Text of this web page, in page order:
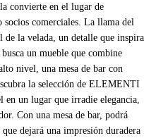
convierte en el lugar de
comerciales. La llama del
de la velada, un detalle que inspira
un mueble que combine
nivel, una mesa de bar con
la selección de ELEMENTI
en un lugar que irradie elegancia,
Con una mesa de bar, podrá
dejará una impresión duradera